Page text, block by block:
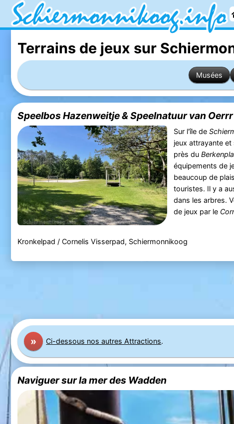
Terrains de jeux sur
Musées
Speelbos Hazenweitje & Speelnatuur van Oerrr
Sur l'île de
jeux attrayante
près du
équipements de
beaucoup de
touristes. Il y a
dans les arbres.
de jeux par le
Kronkelpad / Cornelis Visserpad, Schiermonnikoog
» Ci-dessous nos autres Attractions.
Naviguer sur la mer des Wadden